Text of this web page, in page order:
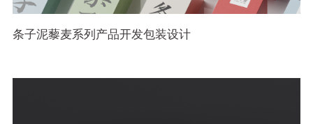
条子泥藜麦系列产品开发包装设计